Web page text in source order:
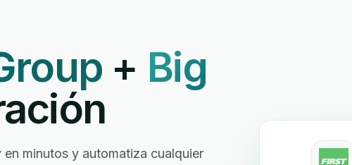
+ Big
minutos y automatiza cualquier